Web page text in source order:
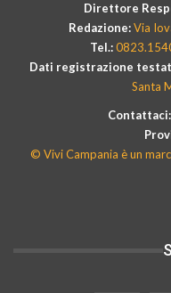
Direttore
Redazione:Via
Tel.:
Dati registrazione
Santa
Contattaci:
© Vivi Campania è un